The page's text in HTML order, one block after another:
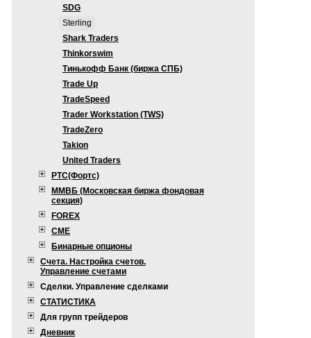
SDG
Sterling
Shark Traders
Thinkorswim
Тинькофф Банк (биржа СПБ)
Trade Up
TradeSpeed
Trader Workstation (TWS)
TradeZero
Takion
United Traders
РТС(Фортс)
ММВБ (Московская биржа фондовая
секция)
FOREX
CME
Бинарные опционы
Счета. Настройка счетов.
Управление счетами
Сделки. Управление сделками
СТАТИСТИКА
Для групп трейдеров
Дневник